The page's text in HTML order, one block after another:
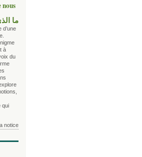
nous
ما
d’une
à
du
qui
notice